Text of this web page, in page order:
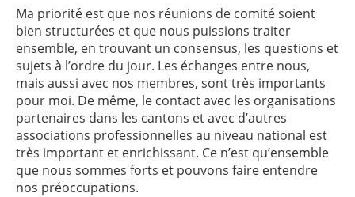
Ma priorité est que nos réunions de comité soient
bien structurées et que nous puissions traiter
ensemble, en trouvant un consensus, les questions et
sujets à l’ordre du jour. Les échanges entre nous,
mais aussi avec nos membres, sont très importants
pour moi. De même, le contact avec les organisations
partenaires dans les cantons et avec d’autres
associations professionnelles au niveau national est
très important et enrichissant. Ce n’est qu’ensemble
que nous sommes forts et pouvons faire entendre
nos préoccupations.